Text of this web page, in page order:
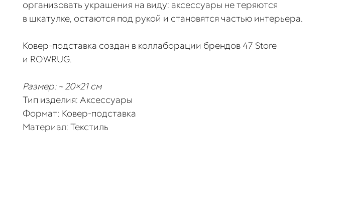
организовать украшения на виду: аксессуары не теряются
в шкатулке, остаются под рукой и становятся частью интерьера.
Ковер-подставка создан в коллаборации брендов 47 Store
и ROWRUG.
Размер: ~ 20×21 см
Тип изделия: Аксессуары
Формат: Ковер-подставка
Материал: Текстиль